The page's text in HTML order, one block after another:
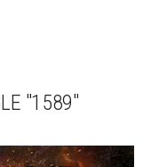
"1589"